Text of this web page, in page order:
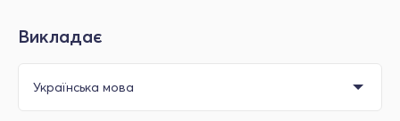
Викладає